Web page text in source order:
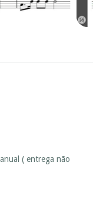
( entrega não